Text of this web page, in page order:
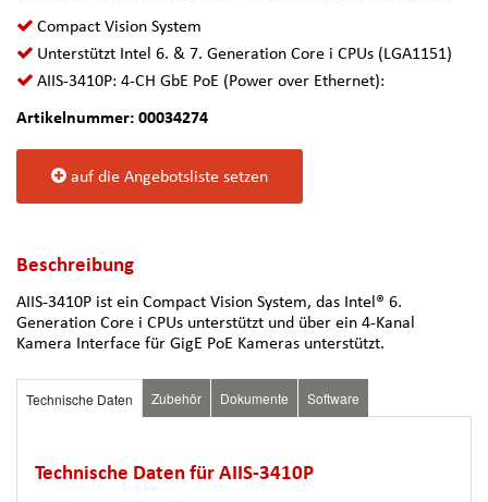
Compact Vision System
Unterstützt Intel 6. & 7. Generation Core i CPUs (LGA1151)
AIIS-3410P: 4-CH GbE PoE (Power over Ethernet):
Artikelnummer: 00034274
auf die Angebotsliste setzen
Beschreibung
AIIS-3410P ist ein Compact Vision System, das Intel® 6.
Generation Core i CPUs unterstützt und über ein 4-Kanal
Kamera Interface für GigE PoE Kameras unterstützt.
Technische Daten Zubehör Dokumente Software
Technische Daten für AIIS-3410P